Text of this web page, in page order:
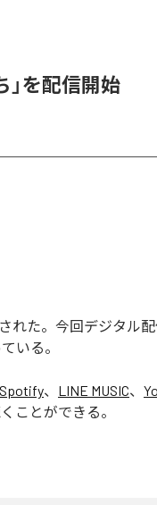
」を配信開始
れた。今回デジタル
いる。
Spotify、 LINE MUSIC、
ことができる。